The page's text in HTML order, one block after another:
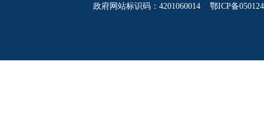
政府网站标识码：4201060014 鄂ICP备